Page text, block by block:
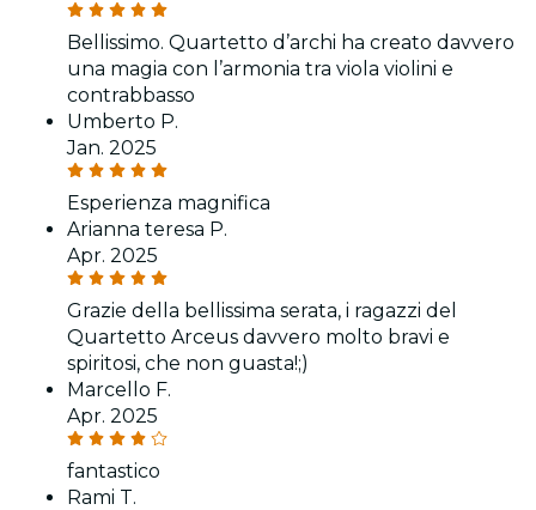
Bellissimo. Quartetto d’archi ha creato davvero
una magia con l’armonia tra viola violini e
contrabbasso
Umberto P.
Jan. 2025
Esperienza magnifica
Arianna teresa P.
Apr. 2025
Grazie della bellissima serata, i ragazzi del
Quartetto Arceus davvero molto bravi e
spiritosi, che non guasta!;)
Marcello F.
Apr. 2025
fantastico
Rami T.